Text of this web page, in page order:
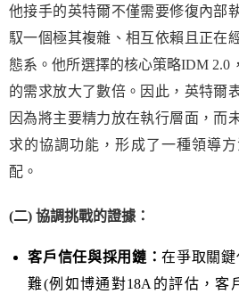
他接手的英特爾不僅需要修復內部
馭一個極其複雜、相互依賴且正在
態系。他所選擇的核心策略IDM 2.0
的需求放大了數倍。因此，英特爾
因為將主要精力放在執行層面，而
求的協調功能，形成了一種領導
配。
(二) 協調挑戰的證據：
客戶信任與採用鏈：在爭取關鍵
難(例如博通對18A的評估，客